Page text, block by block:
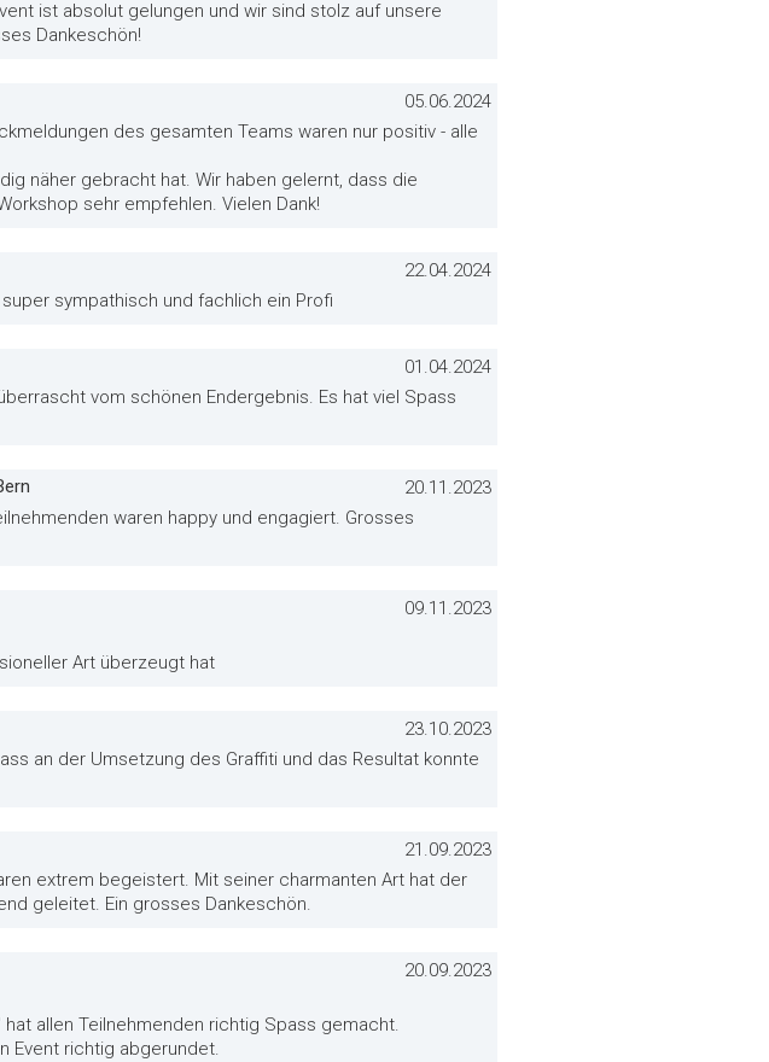
ist absolut gelungen und wir sind stolz auf unsere
Dankeschön!
05.06.2024
des gesamten Teams waren nur positiv - alle
näher gebracht hat. Wir haben gelernt, dass die
sehr empfehlen. Vielen Dank!
22.04.2024
sympathisch und fachlich ein Profi
01.04.2024
vom schönen Endergebnis. Es hat viel Spass
20.11.2023
waren happy und engagiert. Grosses
09.11.2023
Art überzeugt hat
23.10.2023
an der Umsetzung des Graffiti und das Resultat konnte
21.09.2023
extrem begeistert. Mit seiner charmanten Art hat der
geleitet. Ein grosses Dankeschön.
20.09.2023
allen Teilnehmenden richtig Spass gemacht.
Event richtig abgerundet.